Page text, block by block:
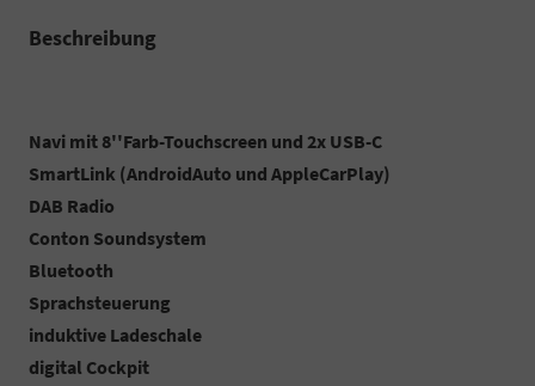
Beschreibung
Navi mit 8''Farb-Touchscreen und 2x USB-C
SmartLink (AndroidAuto und AppleCarPlay)
DAB Radio
Conton Soundsystem
Bluetooth
Sprachsteuerung
induktive Ladeschale
digital Cockpit